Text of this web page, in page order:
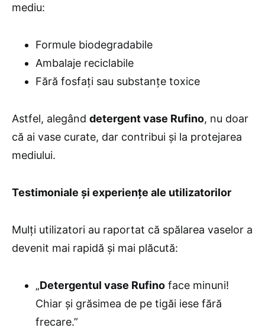
mediu:
Formule biodegradabile
Ambalaje reciclabile
Fără fosfați sau substanțe toxice
Astfel, alegând detergent vase Rufino, nu doar
că ai vase curate, dar contribui și la protejarea
mediului.
Testimoniale și experiențe ale utilizatorilor
Mulți utilizatori au raportat că spălarea vaselor a
devenit mai rapidă și mai plăcută:
„Detergentul vase Rufino face minuni!
Chiar și grăsimea de pe tigăi iese fără
frecare.”